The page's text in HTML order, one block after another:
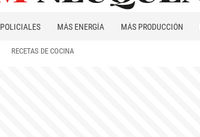
POLICIALES MÁS ENERGÍA MÁS PRODUCCIÓN
RECETAS DE COCINA